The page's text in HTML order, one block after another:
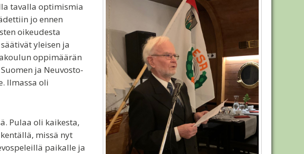
tavalla optimismia
jo ennen
oikeudesta
yleisen ja
oppimäärän
ja Neuvosto-
Ilmassa oli
Pulaa oli kaikesta,
missä nyt
paikalle ja